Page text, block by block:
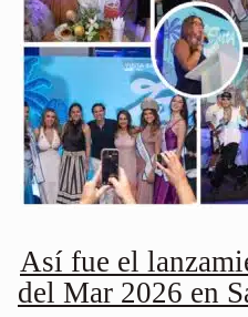
Así fue el
del Mar 2026 en